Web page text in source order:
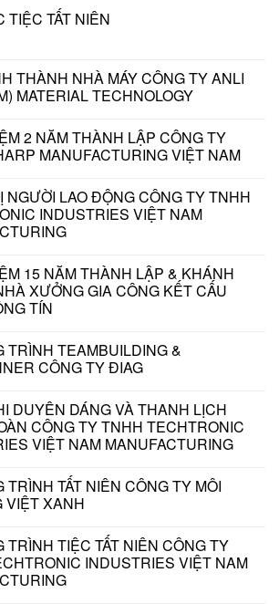
TIỆC TẤT NIÊN
THÀNH NHÀ MÁY CÔNG TY ANLI
MATERIAL TECHNOLOGY
2 NĂM THÀNH LẬP CÔNG TY
MANUFACTURING VIỆT NAM
NGƯỜI LAO ĐỘNG CÔNG TY TNHH
INDUSTRIES VIỆT NAM
15 NĂM THÀNH LẬP & KHÁNH
XƯỞNG GIA CÔNG KẾT CẤU
TÍN
TRÌNH TEAMBUILDING &
CÔNG TY ĐIAG
DUYÊN DÁNG VÀ THANH LỊCH
CÔNG TY TNHH TECHTRONIC
VIỆT NAM MANUFACTURING
TRÌNH TẤT NIÊN CÔNG TY MÔI
VIỆT XANH
TRÌNH TIỆC TẤT NIÊN CÔNG TY
INDUSTRIES VIỆT NAM